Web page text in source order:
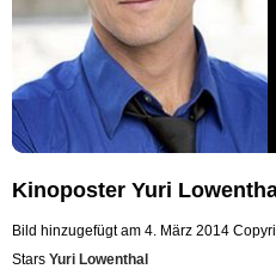
Kinoposter Yuri
Bild hinzugefügt am 4. März 2014
Stars Yuri Lowenthal